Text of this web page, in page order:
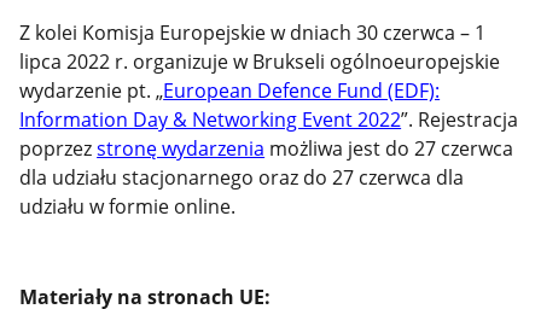
Z kolei Komisja Europejskie w dniach 30 czerwca – 1
lipca 2022 r. organizuje w Brukseli ogólnoeuropejskie
wydarzenie pt. „European Defence Fund (EDF):
Information Day & Networking Event 2022”. Rejestracja
poprzezstronę wydarzenia możliwa jest do 27 czerwca
dla udziału stacjonarnego oraz do 27 czerwca dla
udziału w formie online.
Materiały na stronach UE: